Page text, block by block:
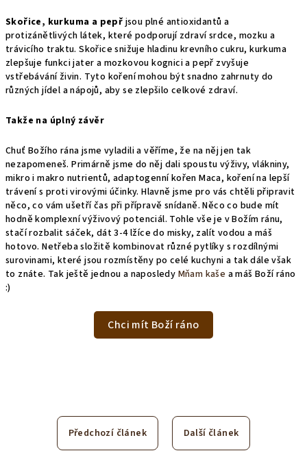
Skořice, kurkuma a pepřjsou plné antioxidantů a
protizánětlivých látek, které podporují zdraví srdce, mozku a
trávicího traktu. Skořice snižuje hladinu krevního cukru, kurkuma
zlepšuje funkci jater a mozkovou kognici a pepř zvyšuje
vstřebávání živin. Tyto koření mohou být snadno zahrnuty do
různých jídel a nápojů, aby se zlepšilo celkové zdraví.
Takže na úplný závěr
Chuť Božího rána jsme vyladili a věříme, že na něj jen tak
nezapomeneš. Primárně jsme do něj dali spoustu výživy, vlákniny,
mikro i makro nutrientů, adaptogenní kořen Maca, koření na lepší
trávení s proti virovými účinky. Hlavně jsme pro vás chtěli připravit
něco, co vám ušetří čas při přípravě snídaně. Něco co bude mít
hodně komplexní výživový potenciál. Tohle vše je v Božím ránu,
stačí rozbalit sáček, dát 3-4 lžíce do misky, zalít vodou a máš
hotovo. Netřeba složitě kombinovat různé pytlíky s rozdílnými
surovinami, které jsou rozmístěny po celé kuchyni a tak dále však
to znáte. Tak ještě jednou a naposledy Mňam kaše a máš Boží ráno
:)
Chci mít Boží ráno
Předchozí článek Další článek